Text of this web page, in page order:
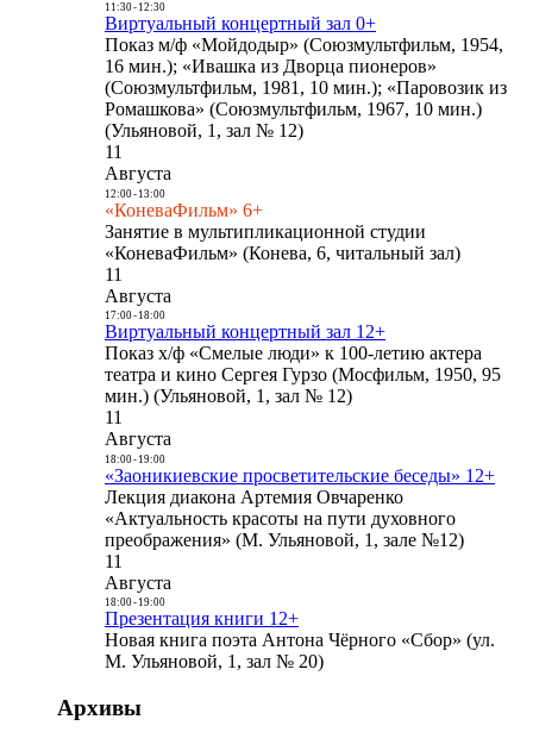
11:30- 12:30
Виртуальный концертный зал 0+
Показ м/ф «Мойдодыр» (Союзмультфильм, 1954,
16 мин.); «Ивашка из Дворца пионеров»
(Союзмультфильм, 1981, 10 мин.); «Паровозик из
Ромашкова» (Союзмультфильм, 1967, 10 мин.)
(Ульяновой, 1, зал № 12)
11
Августа
12:00- 13:00
«КоневаФильм» 6+
Занятие в мультипликационной студии
«КоневаФильм» (Конева, 6, читальный зал)
11
Августа
17:00- 18:00
Виртуальный концертный зал 12+
Показ х/ф «Смелые люди» к 100-летию актера
театра и кино Сергея Гурзо (Мосфильм, 1950, 95
мин.) (Ульяновой, 1, зал № 12)
11
Августа
18:00- 19:00
«Заоникиевские просветительские беседы» 12+
Лекция диакона Артемия Овчаренко
«Актуальность красоты на пути духовного
преображения» (М. Ульяновой, 1, зале №12)
11
Августа
18:00- 19:00
Презентация книги 12+
Новая книга поэта Антона Чёрного «Сбор» (ул.
М. Ульяновой, 1, зал № 20)
Архивы